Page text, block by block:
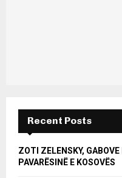
Recent Posts
ZOTI ZELENSKY,
PAVARËSINË E KOSOVËS